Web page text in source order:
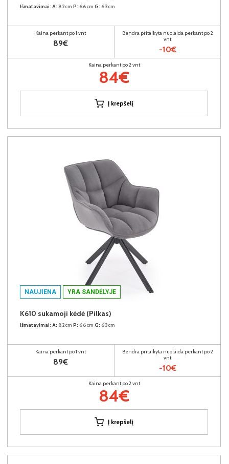
Išmatavimai: A: 82cm P: 66cm G: 63cm
Kaina perkant po 1 vnt
89€
Bendra pritaikyta nuolaida perkant po 2
vnt
-10€
Kaina perkant po 2 vnt
84€
Į krepšelį
NAUJIENA YRA SANDĖLYJE
K610 sukamoji kėdė (Pilkas)
Išmatavimai: A: 82cm P: 66cm G: 63cm
Kaina perkant po 1 vnt
89€
Bendra pritaikyta nuolaida perkant po 2
vnt
-10€
Kaina perkant po 2 vnt
84€
Į krepšelį